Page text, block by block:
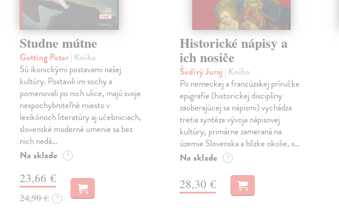
Studne mútne
Getting Peter| Kniha
Sú ikonickými postavami našej
kultúry. Postavili im sochy a
pomenovali po nich ulice, majú svoje
nespochybniteľné miesto v
lexikónoch literatúry aj učebniciach,
slovenské moderné umenie sa bez
nich nedá…
Na sklade ?
23,66 €
24,90 € ?
Historické nápisy a
ich nosiče
Šedivý Juraj | Kniha
Po nemeckej a francúzskej príručke
epigrafie (historickej disciplíny
zaoberajúcej sa nápismi) vychádza
tretia syntéza vývoja nápisovej
kultúry, primárne zameraná na
územie Slovenska a blízke okolie, s…
Na sklade ?
28,30 €